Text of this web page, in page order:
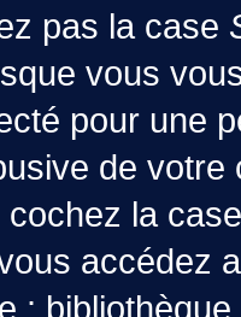
pas la case
vous
pour une
de
la
accédez
: